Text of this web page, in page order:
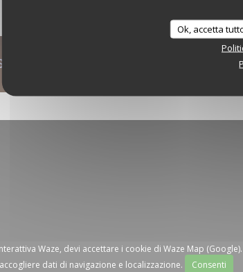
Ok, accetta
carta
Waze, devi accettare i cookie di Waze Map
dati di navigazione e localizzazione.
Consenti